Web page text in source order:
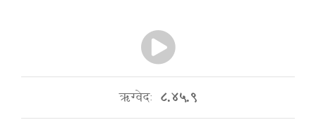
ऋग्वेदः ८.४५.९